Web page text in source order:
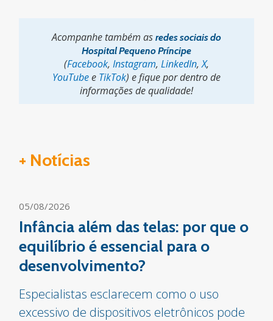
Acompanhe também as redes sociais do
Hospital Pequeno Príncipe
(Facebook, Instagram, LinkedIn,X,
YouTubee TikTok) e fique por dentro de
informações de qualidade!
+ Notícias
05/08/2026
Infância além das telas: por que o
equilíbrio é essencial para o
desenvolvimento?
Especialistas esclarecem como o uso
excessivo de dispositivos eletrônicos pode